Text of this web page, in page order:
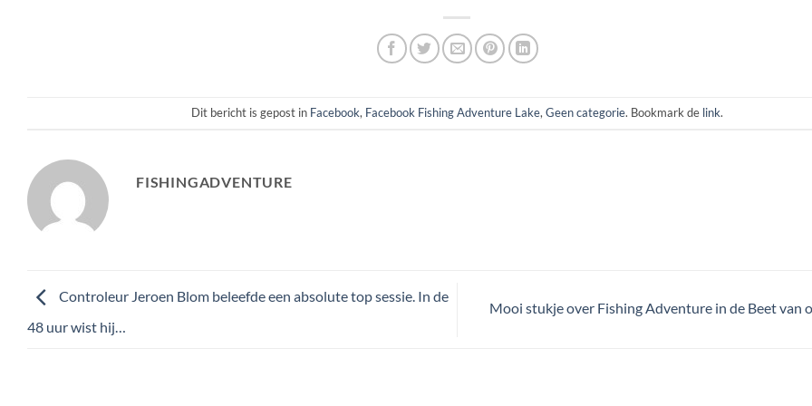
Dit bericht is gepost in Facebook, Facebook Fishing Adventure Lake,Geen categorie. Bookmark de link.
FISHINGADVENTURE
Controleur Jeroen Blom beleefde een absolute top sessie. In de
48 uur wist hij…
Mooi stukje over Fishing Adventure in de Beet van